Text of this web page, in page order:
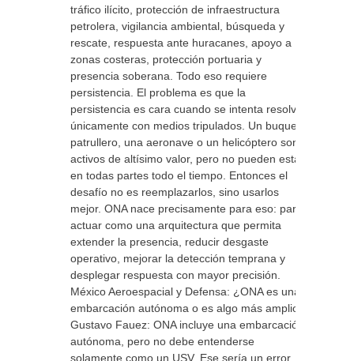
tráfico ilícito, protección de infraestructura
petrolera, vigilancia ambiental, búsqueda y
rescate, respuesta ante huracanes, apoyo a
zonas costeras, protección portuaria y
presencia soberana. Todo eso requiere
persistencia. El problema es que la
persistencia es cara cuando se intenta resolver
únicamente con medios tripulados. Un buque
patrullero, una aeronave o un helicóptero son
activos de altísimo valor, pero no pueden estar
en todas partes todo el tiempo. Entonces el
desafío no es reemplazarlos, sino usarlos
mejor. ONA nace precisamente para eso: para
actuar como una arquitectura que permita
extender la presencia, reducir desgaste
operativo, mejorar la detección temprana y
desplegar respuesta con mayor precisión.
México Aeroespacial y Defensa: ¿ONA es una
embarcación autónoma o es algo más amplio?
Gustavo Fauez: ONA incluye una embarcación
autónoma, pero no debe entenderse
solamente como un USV. Ese sería un error